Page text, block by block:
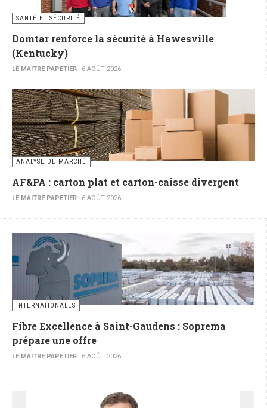
SANTÉ ET SÉCURITÉ
Domtar renforce la sécurité à Hawesville
(Kentucky)
LE MAITRE PAPETIER 6 AOÛT 2026
ANALYSE DE MARCHÉ
AF&PA : carton plat et carton-caisse divergent
LE MAITRE PAPETIER 6 AOÛT 2026
INTERNATIONALES
Fibre Excellence à Saint-Gaudens : Soprema
prépare une offre
LE MAITRE PAPETIER 6 AOÛT 2026